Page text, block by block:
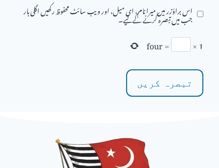
اس براؤزر میں میرا نام، ای میل، اور ویب سائٹ محفوظ رکھیں اگلی بار
جب میں تبصرہ کرنے کےلیے۔
1
×
=
four